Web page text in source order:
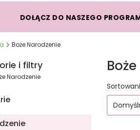
DOŁĄCZ DO NASZEGO
Boże Narodzenie
i filtry
Narodzenie
Lista